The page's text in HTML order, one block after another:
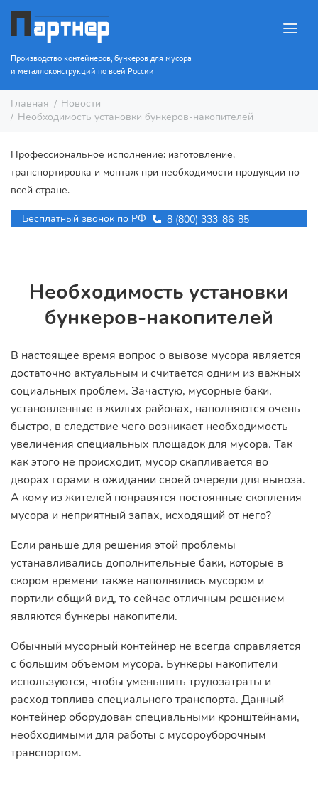
Производство контейнеров, бункеров для мусора
и металлоконструкций по всей России
Главная
Новости
Необходимость установки бункеров-накопителей
Профессиональное исполнение: изготовление,
транспортировка и монтаж при необходимости продукции по
всей стране.
Бесплатный звонок по РФ 8 (800) 333-86-85
Необходимость установки
бункеров-накопителей
В настоящее время вопрос о вывозе мусора является
достаточно актуальным и считается одним из важных
социальных проблем. Зачастую, мусорные баки,
установленные в жилых районах, наполняются очень
быстро, в следствие чего возникает необходимость
увеличения специальных площадок для мусора. Так
как этого не происходит, мусор скапливается во
дворах горами в ожидании своей очереди для вывоза.
А кому из жителей понравятся постоянные скопления
мусора и неприятный запах, исходящий от него?
Если раньше для решения этой проблемы
устанавливались дополнительные баки, которые в
скором времени также наполнялись мусором и
портили общий вид, то сейчас отличным решением
являются бункеры накопители.
Обычный мусорный контейнер не всегда справляется
с большим объемом мусора. Бункеры накопители
используются, чтобы уменьшить трудозатраты и
расход топлива специального транспорта. Данный
контейнер оборудован специальными кронштейнами,
необходимыми для работы с мусороуборочным
транспортом.